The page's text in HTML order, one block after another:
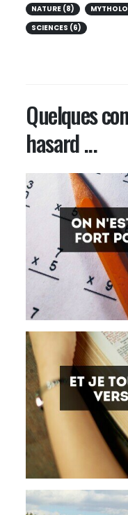
NATURE (8)
SCIENCES (6)
Quelques
hasard ...